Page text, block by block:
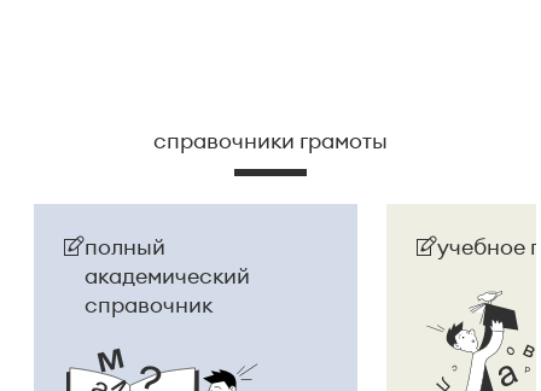
справочники грамоты
полный
академический
справочник
учебное